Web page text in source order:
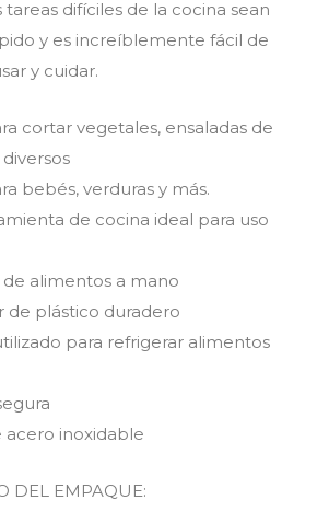
tareas difíciles de la cocina sean
y es increíblemente fácil de
y cuidar.
cortar vegetales, ensaladas de
bebés, verduras y más.
de cocina ideal para uso
de alimentos a mano
de plástico duradero
para refrigerar alimentos
acero inoxidable
DEL EMPAQUE: